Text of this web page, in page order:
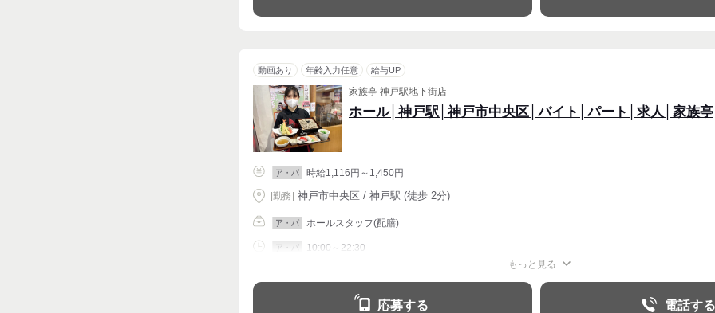
動画あり 年齢入力任意 給与UP
家族亭 神戸駅地下街店
ホール│神戸駅│神戸市中央区│バイト│パート│求人│家族亭
ア・パ 時給1,116円～1,450円
|勤務 神戸市中央区 / 神戸駅 (徒歩 2分)
ア・パ ホールスタッフ(配膳)
ア・パ 10:00～22:30
もっと見る
応募する 電話する